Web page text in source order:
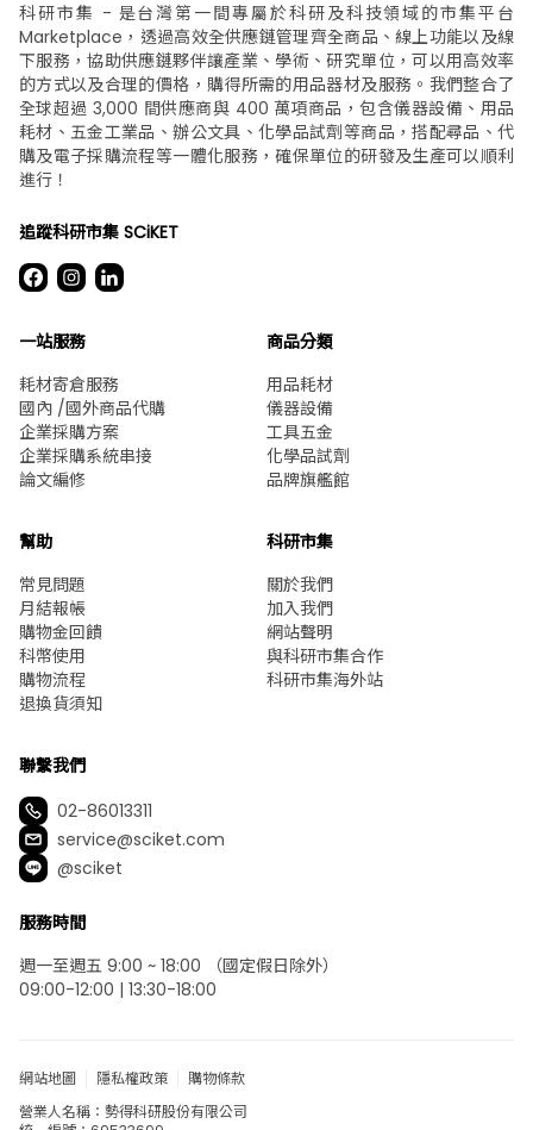
科研市集 - 是台灣第一間專屬於科研及科技領域的市集平台
Marketplace，透過高效全供應鏈管理齊全商品、線上功能以及線
下服務，協助供應鏈夥伴讓產業、學術、研究單位，可以用高效率
的方式以及合理的價格，購得所需的用品器材及服務。我們整合了
全球超過 3,000 間供應商與 400 萬項商品，包含儀器設備、用品
耗材、五金工業品、辦公文具、化學品試劑等商品，搭配尋品、代
購及電子採購流程等一體化服務，確保單位的研發及生產可以順利
進行！
追蹤科研市集 SCiKET
一站服務
耗材寄倉服務
國內 /國外商品代購
企業採購方案
企業採購系統串接
論文編修
商品分類
用品耗材
儀器設備
工具五金
化學品試劑
品牌旗艦館
幫助
常見問題
月結報帳
購物金回饋
科幣使用
購物流程
退換貨須知
科研市集
關於我們
加入我們
網站聲明
與科研市集合作
科研市集海外站
聯繫我們
02-86013311
service@sciket.com
@sciket
服務時間
週一至週五 9:00 ~ 18:00 （國定假日除外）
09:00-12:00 | 13:30-18:00
網站地圖 隱私權政策
購物條款
營業人名稱：勢得科研股份有限公司